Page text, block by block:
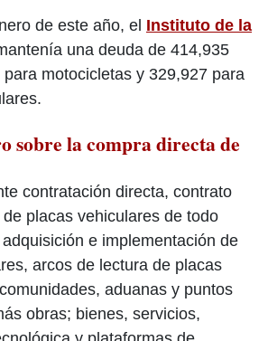
de este año, el Instituto de la
una deuda de 414,935
motocicletas y 329,927 para
sobre la compra directa de
contratación directa, contrato
placas vehiculares de todo
e implementación de
arcos de lectura de placas
aduanas y puntos
obras; bienes, servicios,